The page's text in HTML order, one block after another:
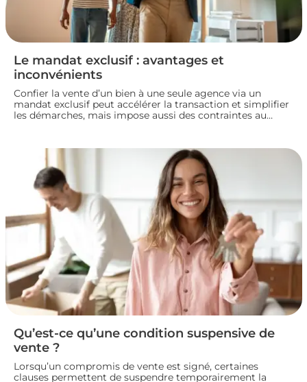
Le mandat exclusif : avantages et
inconvénients
Confier la vente d’un bien à une seule agence via un
mandat exclusif peut accélérer la transaction et simplifier
les démarches, mais impose aussi des contraintes au
votre mode de vente immobilière.
Qu’est-ce qu’une condition suspensive de
vente ?
Lorsqu’un compromis de vente est signé, certaines
clauses permettent de suspendre temporairement la